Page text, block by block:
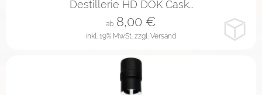
Destillerie HD DOK Cask…
inkl. 19% MwSt. zzgl. Versand
ab 8,00 €